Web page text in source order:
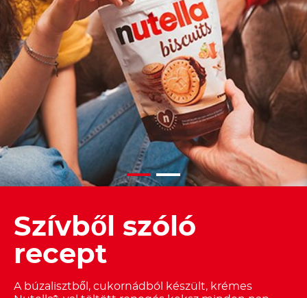
Szívből szóló
recept
A búzalisztből, cukornádból készült, krémes